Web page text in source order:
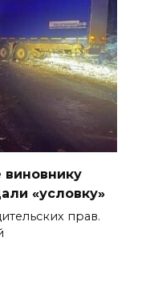
«условку»
прав.